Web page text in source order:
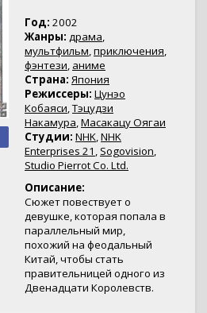
Год: 2002
Жанры: драма,
мультфильм,приключения,
фэнтези, аниме
Страна: Япония
Режиссеры: Цунэо
Кобаяси,Тэцудзи
Накамура,Масакацу Оягаи
Студии: NHK,NHK
Enterprises 21 ,Sogovision,
Studio Pierrot Co. Ltd.
Описание:
Сюжет повествует о
девушке, которая попала в
параллельный мир,
похожий на феодальный
Китай, чтобы стать
правительницей одного из
Двенадцати Королевств.